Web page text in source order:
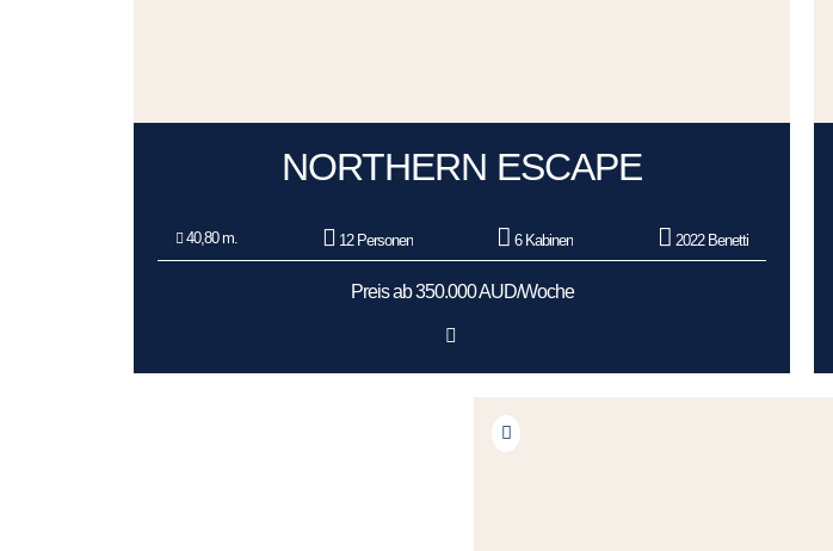
NORTHERN ESCAPE
40,80 m. 12 Personen 6 Kabinen 2022 Benetti
Preis ab 350.000 AUD/Woche